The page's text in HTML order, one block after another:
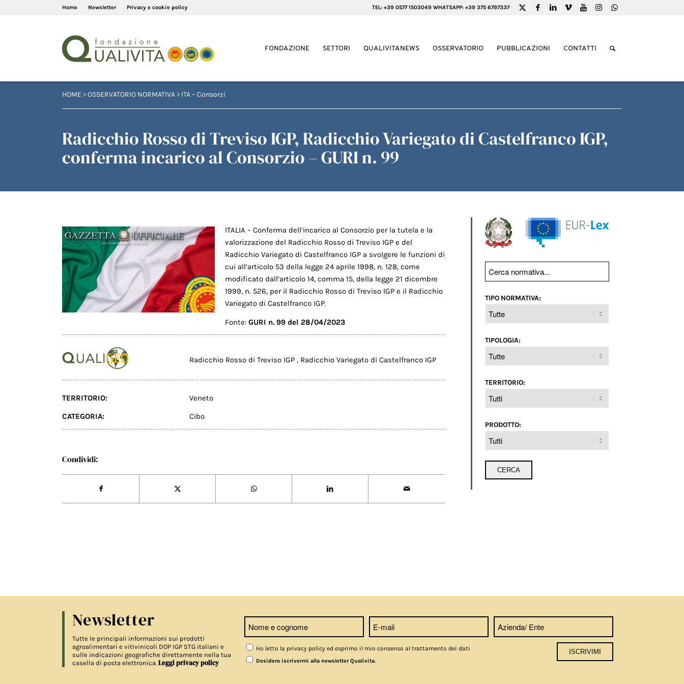
Home Newsletter Privacy e cookie policy TEL: +39 0577 1503049 WHATSAPP: +39 375 6797337
FONDAZIONE SETTORI QUALIVITANEWS OSSERVATORIO PUBBLICAZIONI CONTATTI
HOME >OSSERVATORIO NORMATIVA > ITA – Consorzi
Radicchio Rosso di Treviso IGP, Radicchio Variegato di Castelfranco IGP,
conferma incarico al Consorzio – GURI n. 99
ITALIA – Conferma dell’incarico al Consorzio per la tutela e la
valorizzazione del Radicchio Rosso di Treviso IGP e del
Radicchio Variegato di Castelfranco IGP a svolgere le funzioni di
cui all’articolo 53 della legge 24 aprile 1998, n. 128, come
modificato dall’articolo 14, comma 15, della legge 21 dicembre
1999, n. 526, per il Radicchio Rosso di Treviso IGP e il Radicchio
Variegato di Castelfranco IGP.
Fonte: GURI n. 99 del 28/04/2023
Radicchio Rosso di Treviso IGP , Radicchio Variegato di Castelfranco IGP
TERRITORIO: Veneto
CATEGORIA: Cibo
Condividi:
TIPO NORMATIVA:
TIPOLOGIA:
TERRITORIO:
PRODOTTO:
Newsletter
Tutte le principali informazioni sui prodotti
agroalimentari e vitivinicoli DOP IGP STG italiani e
sulle indicazioni geografiche direttamente nella tua
casella di posta elettronica. Leggi privacy policy
Ho letto la privacy policy ed esprimo il mio consenso al trattamento dei dati
Desidero iscrivermi alla newsletter Qualivita.